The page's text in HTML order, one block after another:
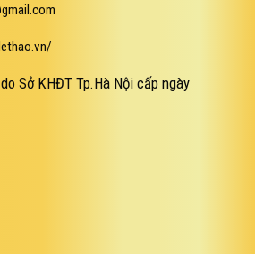
Sở KHĐT Tp.Hà Nội cấp ngày